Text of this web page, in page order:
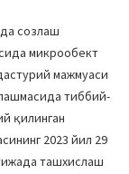
созлаш
микрообект
мажмуаси
тиббий-
қилинган
2023 йил 29
ташхислаш